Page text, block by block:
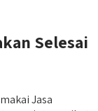
Selesai
Jasa